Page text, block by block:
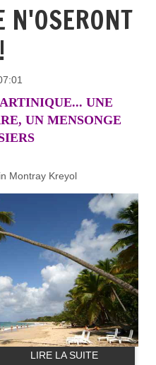
N'OSERONT
UNE
UN MENSONGE
Montray Kreyol
LIRE LA SUITE